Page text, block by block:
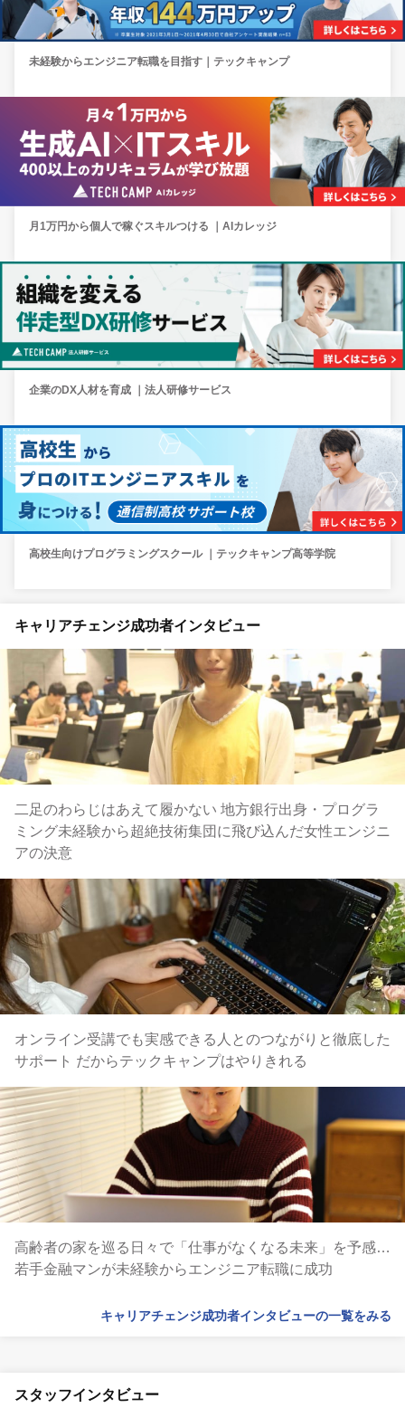
未経験からエンジニア転職を目指す｜テックキャンプ
月1万円から個人で稼ぐスキルつける ｜AIカレッジ
企業のDX人材を育成 ｜法人研修サービス
高校生向けプログラミングスクール ｜テックキャンプ高等学院
キャリアチェンジ成功者インタビュー
二足のわらじはあえて履かない 地方銀行出身・プログラ
ミング未経験から超絶技術集団に飛び込んだ女性エンジニ
アの決意
オンライン受講でも実感できる人とのつながりと徹底した
サポート だからテックキャンプはやりきれる
高齢者の家を巡る日々で「仕事がなくなる未来」を予感…
若手金融マンが未経験からエンジニア転職に成功
キャリアチェンジ成功者インタビューの一覧をみる
スタッフインタビュー